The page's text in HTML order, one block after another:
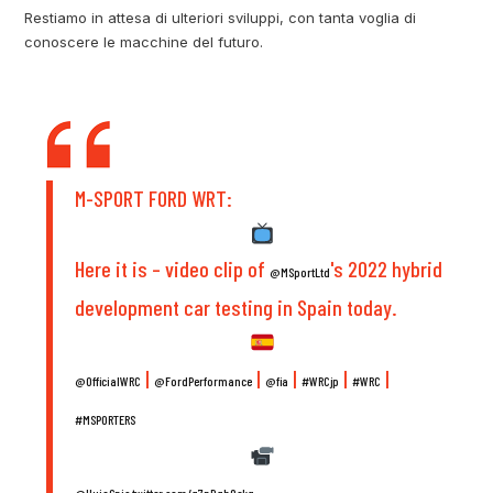
Restiamo in attesa di ulteriori sviluppi, con tanta voglia di
conoscere le macchine del futuro.
M-SPORT FORD WRT:
Here it is – video clip of@MSportLtd's 2022 hybrid
development car testing in Spain today.
@OfficialWRC |@FordPerformance |@fia |#WRCjp |#WRC |
#MSPORTERS